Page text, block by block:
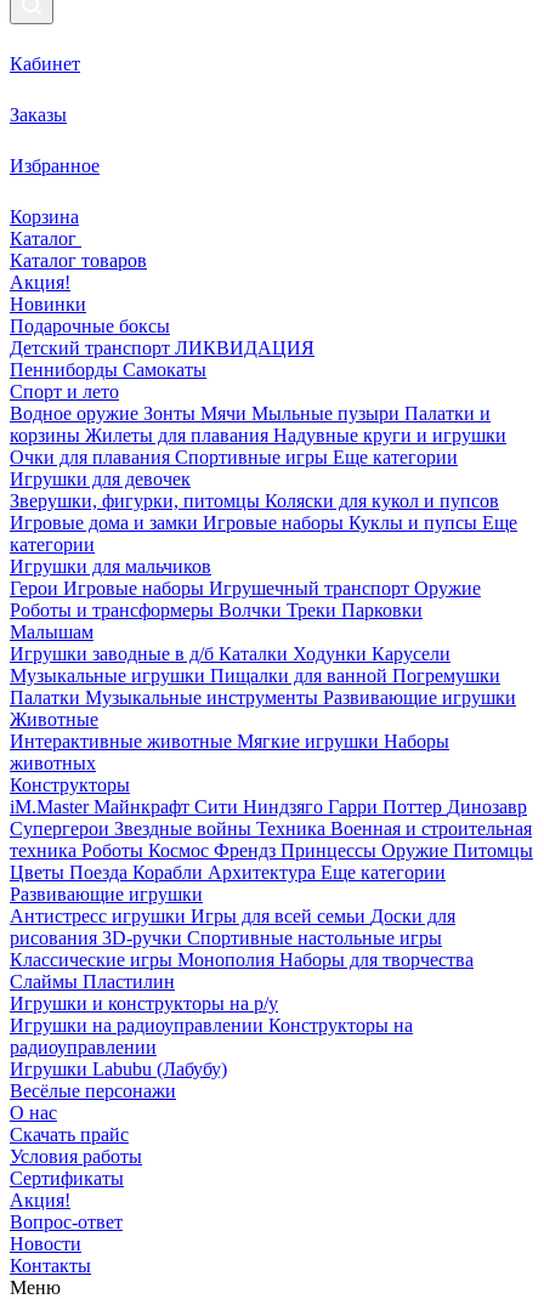
Кабинет
Заказы
Избранное
Корзина
Каталог
Каталог товаров
Акция!
Новинки
Подарочные боксы
Детский транспорт ЛИКВИДАЦИЯ
Пенниборды Самокаты
Спорт и лето
Водное оружие Зонты Мячи Мыльные пузыри Палатки и
корзины Жилеты для плавания Надувные круги и игрушки
Очки для плавания Спортивные игры Еще категории
Игрушки для девочек
Зверушки, фигурки, питомцы Коляски для кукол и пупсов
Игровые дома и замки Игровые наборы Куклы и пупсы Еще
категории
Игрушки для мальчиков
Герои Игровые наборы Игрушечный транспорт Оружие
Роботы и трансформеры Волчки Треки Парковки
Малышам
Игрушки заводные в д/б Каталки Ходунки Карусели
Музыкальные игрушки Пищалки для ванной Погремушки
Палатки Музыкальные инструменты Развивающие игрушки
Животные
Интерактивные животные Мягкие игрушки Наборы
животных
Конструкторы
iM.Master Майнкрафт Сити Ниндзяго Гарри Поттер Динозавр
Супергерои Звездные войны Техника Военная и строительная
техника Роботы Космос Френдз Принцессы Оружие Питомцы
Цветы Поезда Корабли Архитектура Еще категории
Развивающие игрушки
Антистресс игрушки Игры для всей семьи Доски для
рисования 3D-ручки Спортивные настольные игры
Классические игры Монополия Наборы для творчества
Слаймы Пластилин
Игрушки и конструкторы на р/у
Игрушки на радиоуправлении Конструкторы на
радиоуправлении
Игрушки Labubu (Лабубу)
Весёлые персонажи
О нас
Скачать прайс
Условия работы
Сертификаты
Акция!
Вопрос-ответ
Новости
Контакты
Меню